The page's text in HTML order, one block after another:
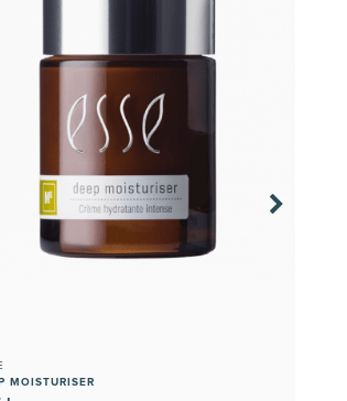
MOISTURISER